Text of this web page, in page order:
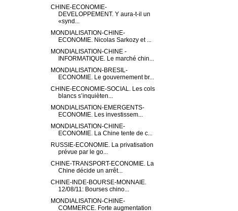
CHINE-ECONOMIE-
DEVELOPPEMENT. Y aura-t-il un
«synd...
MONDIALISATION-CHINE-
ECONOMIE. Nicolas Sarkozy et ...
MONDIALISATION-CHINE -
INFORMATIQUE. Le marché chin...
MONDIALISATION-BRESIL-
ECONOMIE. Le gouvernement br...
CHINE-ECONOMIE-SOCIAL. Les cols
blancs s’inquièten...
MONDIALISATION-EMERGENTS-
ECONOMIE. Les investissem...
MONDIALISATION-CHINE-
ECONOMIE. La Chine tente de c...
RUSSIE-ECONOMIE. La privatisation
prévue par le go...
CHINE-TRANSPORT-ECONOMIE. La
Chine décide un arrêt...
CHINE-INDE-BOURSE-MONNAIE.
12/08/11: Bourses chino...
MONDIALISATION-CHINE-
COMMERCE. Forte augmentation